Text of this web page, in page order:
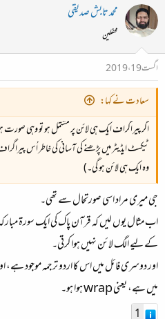
محمد تابش صدیقی
محفلین
اگست 19، 2019
سعادت نے کہا:
اگر پیراگراف ایک ہی لائن پر مشتمل ہو تو وہی
وہ ایک ہی لائن ہو گی۔)
جی میری مراد اسی صورتحال سے تھی۔
اب مثال یوں لیں کہ قرآن پاک کی ایک سورۃ
کے لیے الگ لائن نہیں ہوا کرتی۔
اور دوسری فائل میں اس کا اردو ترجمہ موجود
میں ہے، یعنی wrap ہوا ہو۔
1